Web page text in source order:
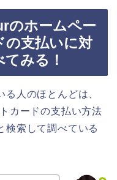
のホームペー
の支払いに対
みる！
人のほとんどは、
カードの支払い方法
検索して調べている